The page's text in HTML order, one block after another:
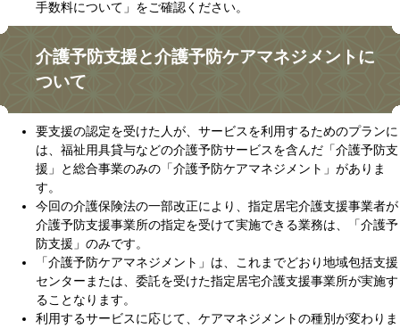
手数料について」をご確認ください。
介護予防支援と介護予防ケアマネジメントに
ついて
要支援の認定を受けた人が、サービスを利用するためのプランに
は、福祉用具貸与などの介護予防サービスを含んだ「介護予防支
援」と総合事業のみの「介護予防ケアマネジメント」がありま
す。
今回の介護保険法の一部改正により、指定居宅介護支援事業者が
介護予防支援事業所の指定を受けて実施できる業務は、「介護予
防支援」のみです。
「介護予防ケアマネジメント」は、これまでどおり地域包括支援
センターまたは、委託を受けた指定居宅介護支援事業所が実施す
ることなります。
利用するサービスに応じて、ケアマネジメントの種別が変わりま